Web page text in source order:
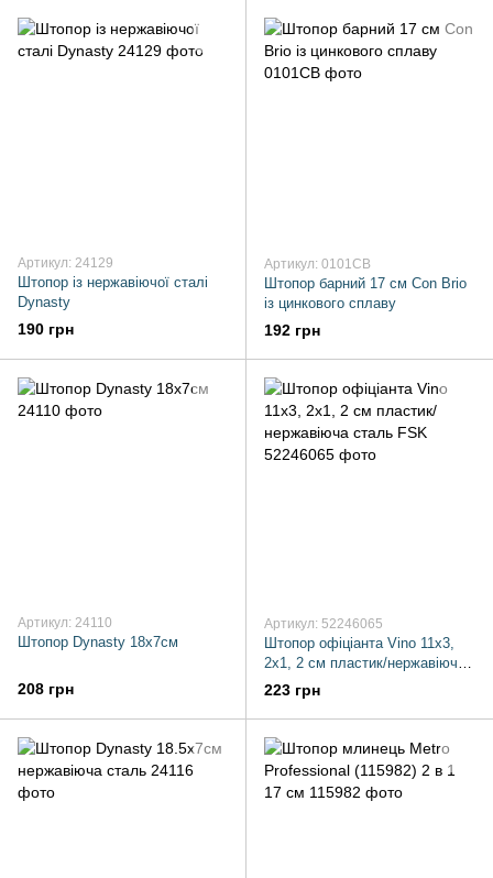
Артикул: 24129
Штопор із нержавіючої сталі
Dynasty
190 грн
Артикул: 0101CB
Штопор барний 17 см Con Brio
із цинкового сплаву
192 грн
Артикул: 24110
Штопор Dynasty 18х7см
208 грн
Артикул: 52246065
Штопор офіціанта Vino 11х3,
2х1, 2 см пластик/нержавіюча
сталь FSK
223 грн